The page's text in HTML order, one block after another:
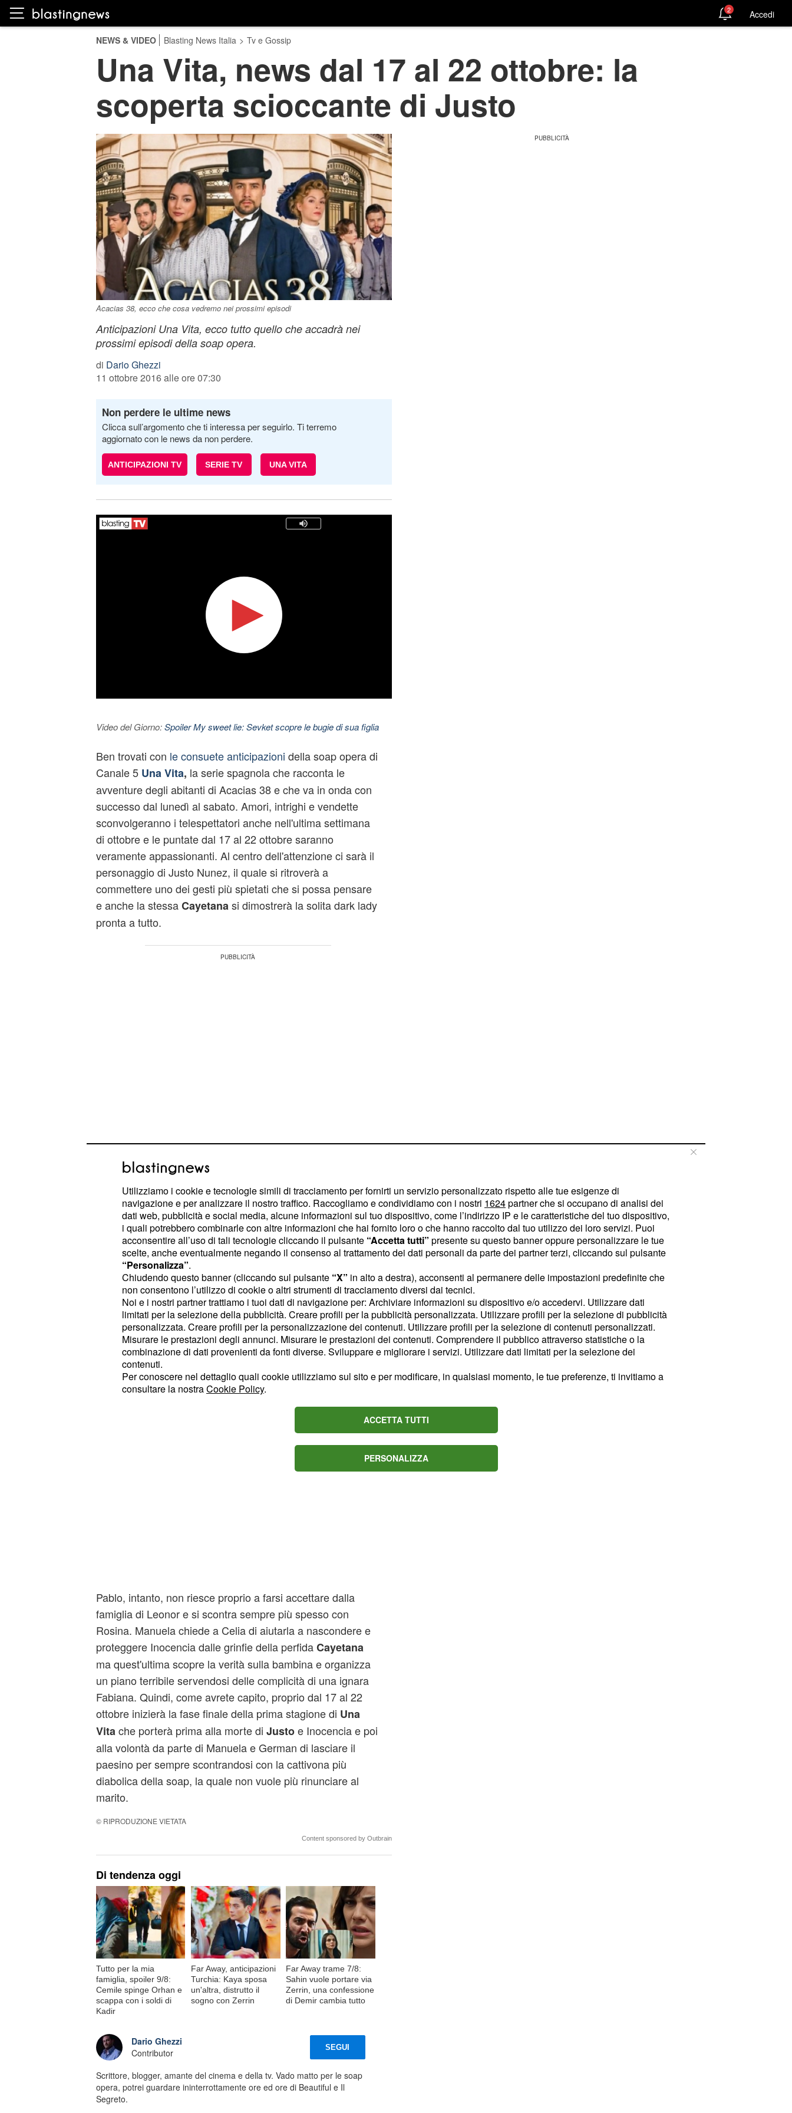
2 Accedi
NEWS & VIDEO Blasting News Italia > Tv e Gossip
Una Vita, news dal 17 al 22 ottobre: la
scoperta scioccante di Justo
Acacias 38, ecco che cosa vedremo nei prossimi episodi
Anticipazioni Una Vita, ecco tutto quello che accadrà nei
prossimi episodi della soap opera.
di Dario Ghezzi
11 ottobre 2016 alle ore 07:30
Non perdere le ultime news
Clicca sull’argomento che ti interessa per seguirlo. Ti terremo
aggiornato con le news da non perdere.
ANTICIPAZIONI TV SERIE TV UNA VITA
Video del Giorno:Spoiler My sweet lie: Sevket scopre le bugie di sua figlia
Ben trovati con le consuete anticipazioni della soap opera di
Canale 5 Una Vita, la serie spagnola che racconta le
avventure degli abitanti di Acacias 38 e che va in onda con
successo dal lunedì al sabato. Amori, intrighi e vendette
sconvolgeranno i telespettatori anche nell'ultima settimana
di ottobre e le puntate dal 17 al 22 ottobre saranno
veramente appassionanti. Al centro dell'attenzione ci sarà il
personaggio di Justo Nunez, il quale si ritroverà a
commettere uno dei gesti più spietati che si possa pensare
e anche la stessaCayetana si dimostrerà la solita dark lady
pronta a tutto.
Inocencia in pericolo
Le anticipazioni di Una Vita
interessanti e ci dicono che a catalizzare l'attenzione del
pubblico sarà anche Trini. La ragazza, seppur soffrendo,
decide di parlare apertamente con Ramon e lo invita a non
distruggere il suo matrimonio con Lourdes ma a tornare con
lei. La signora Palacios è raggiante per questa scelta. Nel
frattempo, German decide di denunciareJustoper
l'aggressione a Cayetana ma c'è un vero e proprio colpo di
scena: infatti, l'uomo si sente braccato e si nasconde proprio
a casa della sua ex amante. Gubern scopre cheInocencia
è ancora viva e che Manuela la sta per riportare ad Acacias
38. Inoltre, aiuta Justo a sfuggire alla Guardia Civile.
Pablo, intanto, non riesce proprio a farsi accettare dalla
famiglia di Leonor e si scontra sempre più spesso con
Rosina. Manuela chiede a Celia di aiutarla a nascondere e
proteggere Inocencia dalle grinfie della perfidaCayetana
ma quest'ultima scopre la verità sulla bambina e organizza
un piano terribile servendosi delle complicità di una ignara
Fabiana. Quindi, come avrete capito, proprio dal 17 al 22
ottobre inizierà la fase finale della prima stagione di Una
Vita che porterà prima alla morte di Justoe Inocencia e poi
alla volontà da parte di Manuela e German di lasciare il
paesino per sempre scontrandosi con la cattivona più
diabolica della soap, la quale non vuole più rinunciare al
marito.
© RIPRODUZIONE VIETATA
Content sponsored by Outbrain
Di tendenza oggi
Tutto per la mia
famiglia, spoiler 9/8:
Cemile spinge Orhan e
scappa con i soldi di
Kadir
Far Away, anticipazioni
Turchia: Kaya sposa
un'altra, distrutto il
sogno con Zerrin
Far Away trame 7/8:
Sahin vuole portare via
Zerrin, una confessione
di Demir cambia tutto
Dario Ghezzi
Contributor
SEGUI
Scrittore, blogger, amante del cinema e della tv. Vado matto per le soap
opera, potrei guardare ininterrottamente ore ed ore di Beautiful e Il
Segreto.
Utilizziamo i cookie e tecnologie simili di tracciamento per fornirti un servizio personalizzato rispetto alle tue esigenze di
navigazione e per analizzare il nostro traffico. Raccogliamo e condividiamo con i nostri 1624partner che si occupano di analisi dei
dati web, pubblicità e social media, alcune informazioni sul tuo dispositivo, come l’indirizzo IP e le caratteristiche del tuo dispositivo,
i quali potrebbero combinarle con altre informazioni che hai fornito loro o che hanno raccolto dal tuo utilizzo dei loro servizi. Puoi
acconsentire all’uso di tali tecnologie cliccando il pulsante “Accetta tutti” presente su questo banner oppure personalizzare le tue
scelte, anche eventualmente negando il consenso al trattamento dei dati personali da parte dei partner terzi, cliccando sul pulsante
“Personalizza”.
Chiudendo questo banner (cliccando sul pulsante “X” in alto a destra), acconsenti al permanere delle impostazioni predefinite che
non consentono l’utilizzo di cookie o altri strumenti di tracciamento diversi dai tecnici.
Noi e i nostri partner trattiamo i tuoi dati di navigazione per: Archiviare informazioni su dispositivo e/o accedervi. Utilizzare dati
limitati per la selezione della pubblicità. Creare profili per la pubblicità personalizzata. Utilizzare profili per la selezione di pubblicità
personalizzata. Creare profili per la personalizzazione dei contenuti. Utilizzare profili per la selezione di contenuti personalizzati.
Misurare le prestazioni degli annunci. Misurare le prestazioni dei contenuti. Comprendere il pubblico attraverso statistiche o la
combinazione di dati provenienti da fonti diverse. Sviluppare e migliorare i servizi. Utilizzare dati limitati per la selezione dei
contenuti.
Per conoscere nel dettaglio quali cookie utilizziamo sul sito e per modificare, in qualsiasi momento, le tue preferenze, ti invitiamo a
consultare la nostraCookie Policy.
ACCETTA TUTTI
PERSONALIZZA